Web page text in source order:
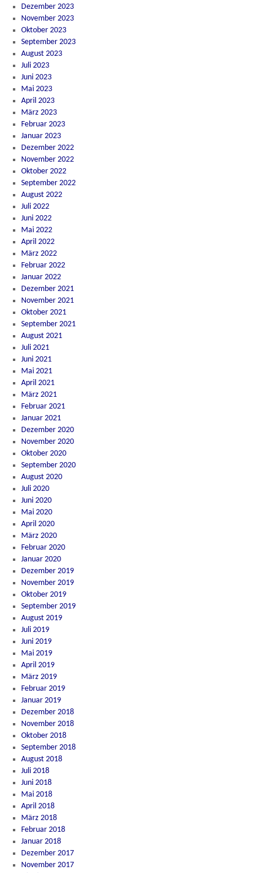
Dezember 2023
November 2023
Oktober 2023
September 2023
August 2023
Juli 2023
Juni 2023
Mai 2023
April 2023
März 2023
Februar 2023
Januar 2023
Dezember 2022
November 2022
Oktober 2022
September 2022
August 2022
Juli 2022
Juni 2022
Mai 2022
April 2022
März 2022
Februar 2022
Januar 2022
Dezember 2021
November 2021
Oktober 2021
September 2021
August 2021
Juli 2021
Juni 2021
Mai 2021
April 2021
März 2021
Februar 2021
Januar 2021
Dezember 2020
November 2020
Oktober 2020
September 2020
August 2020
Juli 2020
Juni 2020
Mai 2020
April 2020
März 2020
Februar 2020
Januar 2020
Dezember 2019
November 2019
Oktober 2019
September 2019
August 2019
Juli 2019
Juni 2019
Mai 2019
April 2019
März 2019
Februar 2019
Januar 2019
Dezember 2018
November 2018
Oktober 2018
September 2018
August 2018
Juli 2018
Juni 2018
Mai 2018
April 2018
März 2018
Februar 2018
Januar 2018
Dezember 2017
November 2017